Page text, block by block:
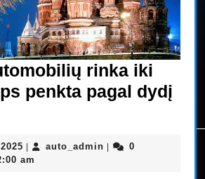
rinka iki
penkta pagal dydį
28
gruodžio,
| auto_admin auto_admin
|
0
am